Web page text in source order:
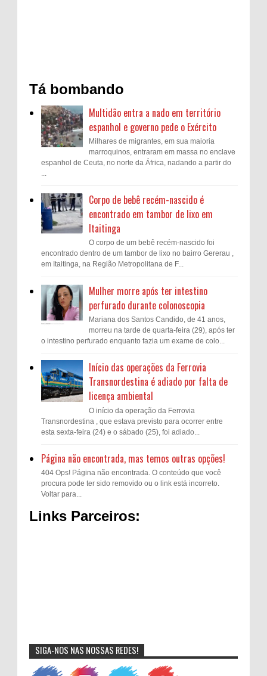
Tá bombando
Multidão entra a nado em território
espanhol e governo pede o Exército
Milhares de migrantes, em sua maioria
marroquinos, entraram em massa no enclave
espanhol de Ceuta, no norte da África, nadando a partir do
...
Corpo de bebê recém-nascido é
encontrado em tambor de lixo em
Itaitinga
O corpo de um bebê recém-nascido foi
encontrado dentro de um tambor de lixo no bairro Gererau ,
em Itaitinga, na Região Metropolitana de F...
Mulher morre após ter intestino
perfurado durante colonoscopia
Mariana dos Santos Candido, de 41 anos,
morreu na tarde de quarta-feira (29), após ter
o intestino perfurado enquanto fazia um exame de colo...
Início das operações da Ferrovia
Transnordestina é adiado por falta de
licença ambiental
O início da operação da Ferrovia
Transnordestina , que estava previsto para ocorrer entre
esta sexta-feira (24) e o sábado (25), foi adiado...
Página não encontrada, mas temos outras opções!
404 Ops! Página não encontrada. O conteúdo que você
procura pode ter sido removido ou o link está incorreto.
Voltar para...
Links Parceiros:
SIGA-NOS NAS NOSSAS REDES!